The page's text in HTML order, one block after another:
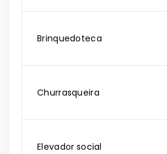
Brinquedoteca
Churrasqueira
Elevador social